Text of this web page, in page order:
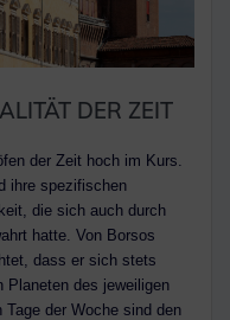
DER ZEIT
der Zeit hoch im Kurs.
ihre spezifischen
die sich auch durch
hatte. Von Borsos
dass er sich stets
Planeten des jeweiligen
der Woche sind den